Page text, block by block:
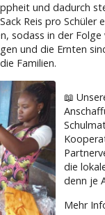
und dadurch
Reis pro
sodass in der
und die Ernten
Familien.
📖
die
denn je
Mehr